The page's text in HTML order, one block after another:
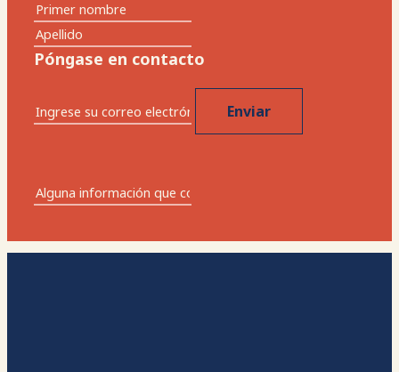
Póngase en contacto